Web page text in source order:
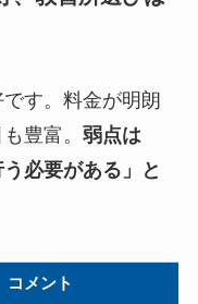
す。料金が明朗
豊富。 弱点は
必要がある」と
コメント